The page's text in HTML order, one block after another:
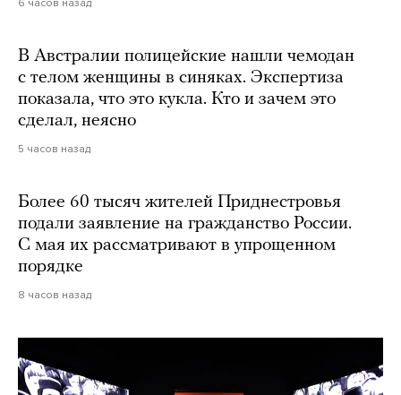
В Австралии полицейские нашли чемодан
с телом женщины в синяках. Экспертиза
показала, что это кукла. Кто и зачем это
сделал, неясно
5 часов назад
Более 60 тысяч жителей Приднестровья
подали заявление на гражданство России.
С мая их рассматривают в упрощенном
порядке
8 часов назад